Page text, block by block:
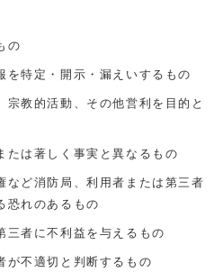
の
を特定・開示・漏えいするもの
宗教的活動、その他営利を目的と
たは著しく事実と異なるもの
など消防局、利用者または第三者
恐れのあるもの
三者に不利益を与えるもの
が不適切と判断するもの